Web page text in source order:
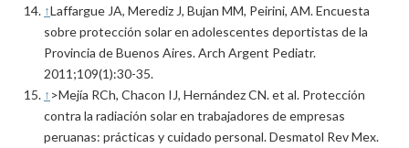
↑Laffargue JA, Merediz J, Bujan MM, Peirini, AM. Encuesta
sobre protección solar en adolescentes deportistas de la
Provincia de Buenos Aires. Arch Argent Pediatr.
2011;109(1):30-35.
↑ >Mejía RCh, Chacon IJ, Hernández CN. et al. Protección
contra la radiación solar en trabajadores de empresas
peruanas: prácticas y cuidado personal. Desmatol Rev Mex.